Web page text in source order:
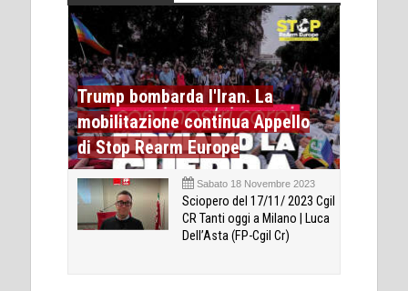
Trump bombarda l'Iran. La
mobilitazione continua Appello
di Stop Rearm Europe
Sabato 18 Novembre 2023
Sciopero del 17/11/ 2023 Cgil
CR Tanti oggi a Milano | Luca
Dell’Asta (FP-Cgil Cr)